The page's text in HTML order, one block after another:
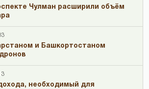
Чулман расширили объём
и Башкортостаном
необходимый для